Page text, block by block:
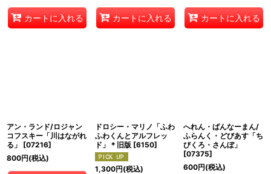
カートに入れる カートに入れる カートに入れる
アン・ランド/ロジャン
コフスキー「川はながれ
る」
[07216]
800円(税込)
ドロシー・マリノ「ふわ
ふわくんとアルフレッ
ド」＊旧版 [6150]
1,300円(税込)
へれん・ばんなーまん/
ふらんく・どびあす「ち
びくろ・さんぼ」
[07375]
600円(税込)